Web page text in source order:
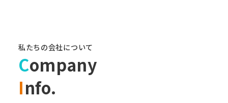
私たちの会社について
Company
Info.